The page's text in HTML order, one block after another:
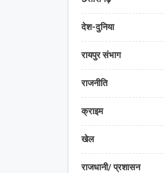
देश-दुनिया
रायपुर संभाग
राजनीति
क्राइम
खेल
राजधानी/ प्रशासन